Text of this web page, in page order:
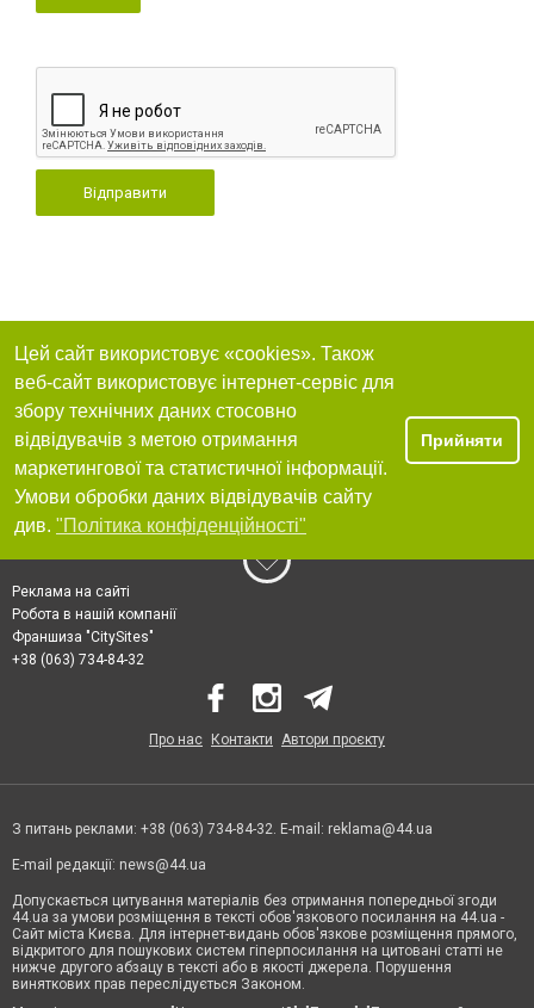
Відправити
Цей сайт використовує «cookies». Також
веб-сайт використовує інтернет-сервіс для
збору технічних даних стосовно
відвідувачів з метою отримання
маркетингової та статистичної інформації.
Умови обробки даних відвідувачів сайту
див. "Політика конфіденційності"
Прийняти
Реклама на сайті
Робота в нашій компанії
Франшиза "CitySites"
+38 (063) 734-84-32
Про нас Контакти Автори проєкту
З питань реклами: +38 (063) 734-84-32. E-mail: reklama@44.ua
E-mail редакції: news@44.ua
Допускається цитування матеріалів без отримання попередньої згоди
44.ua за умови розміщення в тексті обов'язкового посилання на 44.ua -
Сайт міста Києва. Для інтернет-видань обов'язкове розміщення прямого,
відкритого для пошукових систем гіперпосилання на цитовані статті не
нижче другого абзацу в тексті або в якості джерела. Порушення
виняткових прав переслідується Законом.